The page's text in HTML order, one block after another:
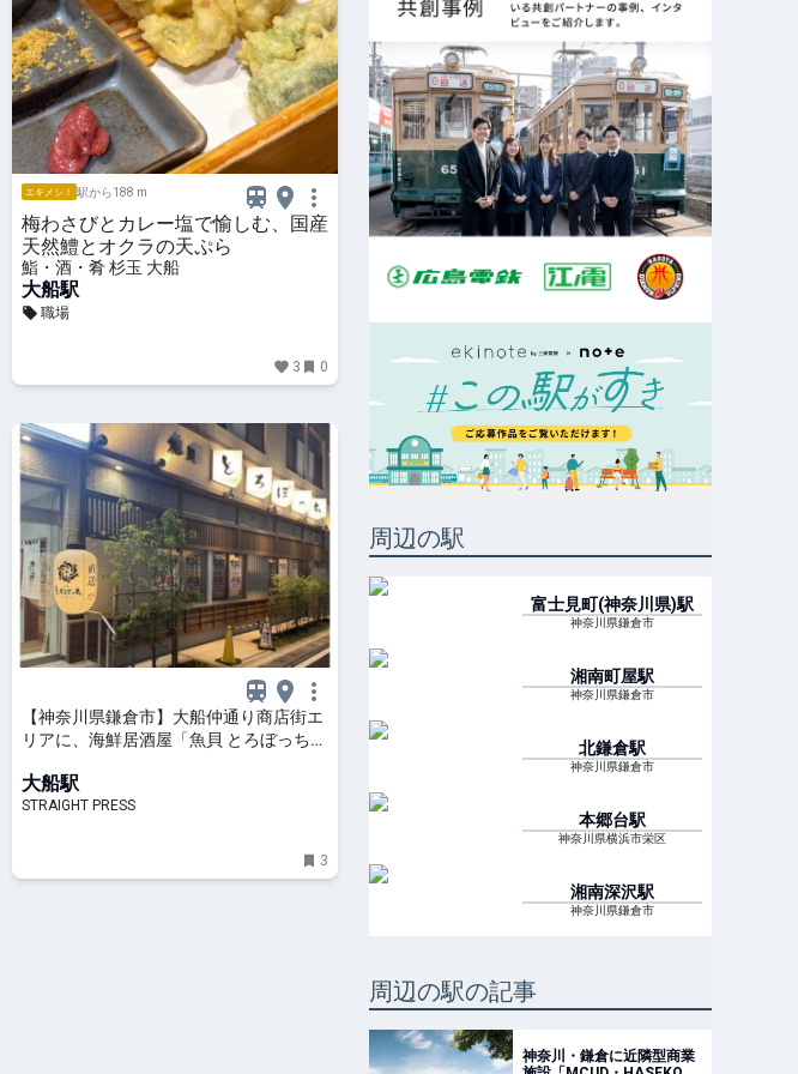
エキメシ！ 駅から188 m
梅わさびとカレー塩で愉しむ、国産
天然鱧とオクラの天ぷら
鮨・酒・肴 杉玉 大船
大船駅
職場
3 0
【神奈川県鎌倉市】大船仲通り商店街エ
リアに、海鮮居酒屋「魚貝 とろぼっち
大船駅
STRAIGHT PRESS
3
周辺の駅
富士見町(神奈川県)駅
神奈川県鎌倉市
湘南町屋駅
神奈川県鎌倉市
北鎌倉駅
神奈川県鎌倉市
本郷台駅
神奈川県横浜市栄区
湘南深沢駅
神奈川県鎌倉市
周辺の駅の記事
神奈川・鎌倉に近隣型商業